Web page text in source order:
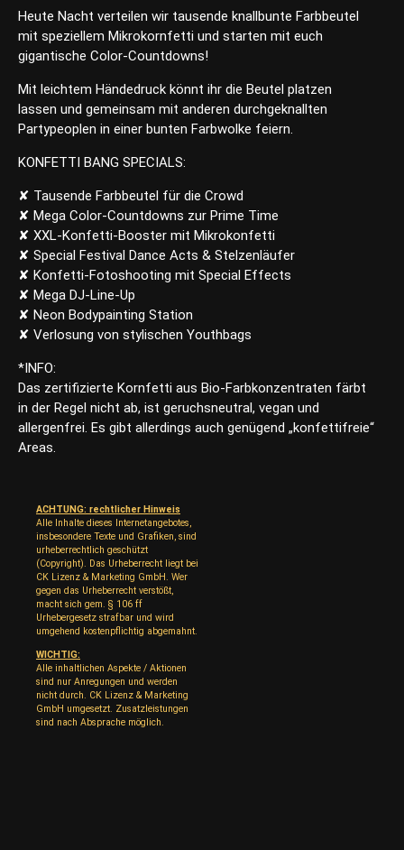
Heute Nacht verteilen wir tausende knallbunte Farbbeutel
mit speziellem Mikrokornfetti und starten mit euch
gigantische Color-Countdowns!
Mit leichtem Händedruck könnt ihr die Beutel platzen
lassen und gemeinsam mit anderen durchgeknallten
Partypeoplen in einer bunten Farbwolke feiern.
KONFETTI BANG SPECIALS:
✘ Tausende Farbbeutel für die Crowd
✘ Mega Color-Countdowns zur Prime Time
✘ XXL-Konfetti-Booster mit Mikrokonfetti
✘ Special Festival Dance Acts & Stelzenläufer
✘ Konfetti-Fotoshooting mit Special Effects
✘ Mega DJ-Line-Up
✘ Neon Bodypainting Station
✘ Verlosung von stylischen Youthbags
*INFO:
Das zertifizierte Kornfetti aus Bio-Farbkonzentraten färbt
in der Regel nicht ab, ist geruchsneutral, vegan und
allergenfrei. Es gibt allerdings auch genügend „konfettifreie“
Areas.
ACHTUNG: rechtlicher Hinweis
Alle Inhalte dieses Internetangebotes,
insbesondere Texte und Grafiken, sind
urheberrechtlich geschützt
(Copyright). Das Urheberrecht liegt bei
CK Lizenz & Marketing GmbH. Wer
gegen das Urheberrecht verstößt,
macht sich gem. § 106 ff
Urhebergesetz strafbar und wird
umgehend kostenpflichtig abgemahnt.
WICHTIG:
Alle inhaltlichen Aspekte / Aktionen
sind nur Anregungen und werden
nicht durch. CK Lizenz & Marketing
GmbH umgesetzt. Zusatzleistungen
sind nach Absprache möglich.